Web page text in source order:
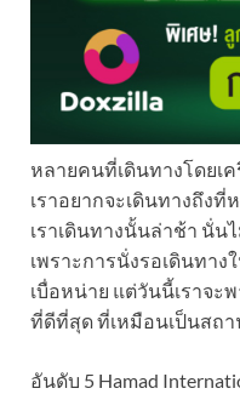
หลายคนที่เดินทางโดยเ
เราอยากจะเดินทางถึง
เราเดินทางนั้นล่าช้า นั่น
เพราะการนั่งรอเดินทา
เบื่อหน่าย แต่วันนี้เราจ
ที่ดีที่สุด ที่เหมือนเป็นสถ
อันดับ 5 Hamad